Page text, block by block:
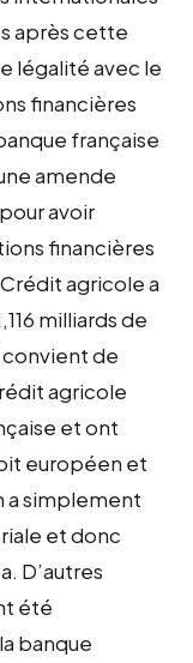
après cette
légalité avec le
financières
française
amende
avoir
financières
agricole a
milliards de
convient de
agricole
et ont
européen et
a simplement
et donc
D’autres
été
banque